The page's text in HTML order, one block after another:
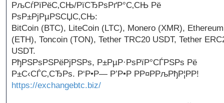
РљСѓРїРёС‚СЊ/РїСЂРѕРґР°С‚СЊ Рё
РѕР±РјРµРЅСЏС‚СЊ:
BitCoin (BTC), LiteCoin (LTC), Monero (XMR), Ethereum
(ETH), Toncoin (TON), Tether TRC20 USDT, Tether
USDT.
РђРЅРѕРЅРёРјРЅРѕ, Р±РµР·РѕРїР°СЃРЅРѕ Рё
Р±С‹СЃС‚СЂРѕ. Р‘Р•Р— Р’Р•Р РР¤РРљРђР¦РР!
https://exchangebtc.biz/